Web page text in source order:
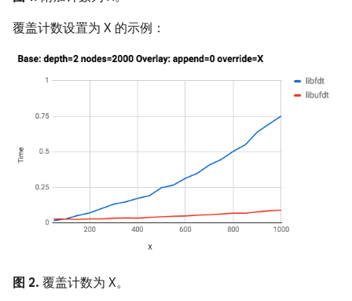
覆盖计数设置为 X 的示例：
图 2. 覆盖计数为 X。